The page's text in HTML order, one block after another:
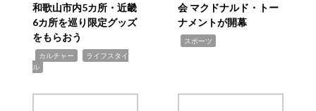
和歌山市内5カ所・近畿
6カ所を巡り限定グッズ
をもらおう
カルチャー
ライフスタイ
ル
会 マクドナルド・トー
ナメントが開幕
スポーツ